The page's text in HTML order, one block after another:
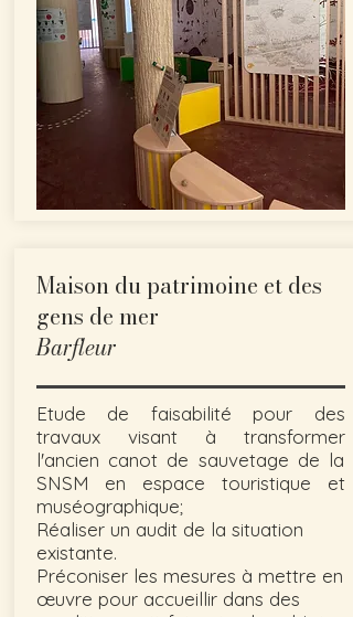
Maison du patrimoine et des
gens de mer
Barfleur
Etude de faisabilité pour des
travaux visant à transformer
l'ancien canot de sauvetage de la
SNSM en espace touristique et
muséographique;
Réaliser un audit de la situation
existante.
Préconiser les mesures à mettre en
œuvre pour accueillir dans des